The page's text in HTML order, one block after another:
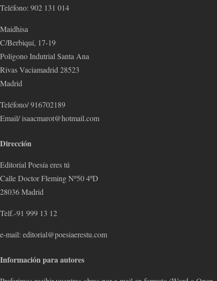
Teléfono: 902 131 014
Maidhisa
C/Berbiquí, 17-19
Polígono Indutrial Santa Ana
Rivas Vaciamadrid 28523
Madrid
Teléfono/ 916702189
Email/ isaacmarot@hotmail.com
Dirección
Editorial Poesía eres tú
Calle Doctor Fleming Nº50 4ºD
28036 Madrid
Telf.-91 999 13 12
e-mail: editorial@poesiaerestu.com
Información para autores